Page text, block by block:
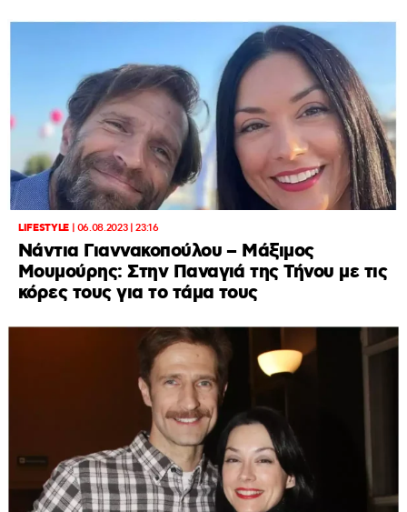
LIFESTYLE| 06.08.2023 | 23:16
Νάντια Γιαννακοπούλου – Μάξιμος
Μουμούρης: Στην Παναγιά της Τήνου με τις
κόρες τους για το τάμα τους